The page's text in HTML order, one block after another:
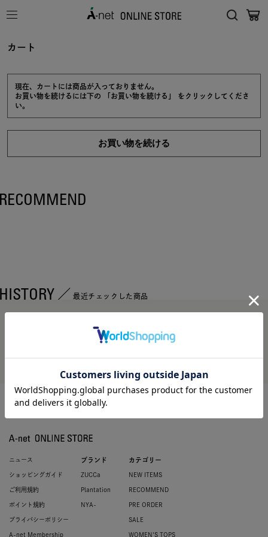
カート
現在、カートには商品が入っておりません。
お買い物を続けるには下の 「お買い物を続ける」 をクリックしてくださ
い。
最近チェックした商品
最近見た商品がありません。
ニュース
ショッピングガイド
ご利用規約
ポイント規約
プライバシーポリシー
A-net Membership
ブランド
ZUCCa
Plantation
NYA-
カテゴリー
NEW ITEMS
RECOMMEND
PRE ORDER
SALE
WOMEN'S TOPS